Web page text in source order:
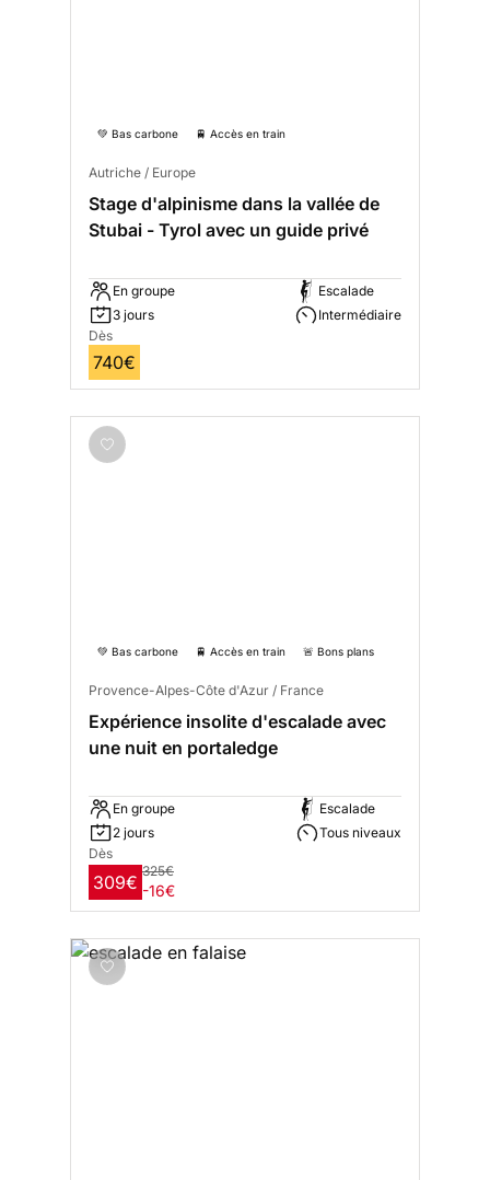
💚 Bas carbone 🚆 Accès en train
Autriche / Europe
Stage d'alpinisme dans la vallée de
Stubai - Tyrol avec un guide privé
En groupe
3 jours
Escalade
Intermédiaire
Dès
740€
💚 Bas carbone 🚆 Accès en train 🚨 Bons plans
Provence-Alpes-Côte d'Azur / France
Expérience insolite d'escalade avec
une nuit en portaledge
En groupe
2 jours
Escalade
Tous niveaux
Dès
309€
325€
-16€